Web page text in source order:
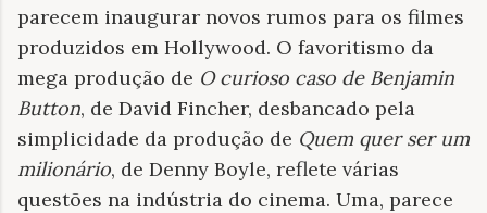
parecem inaugurar novos rumos para os filmes
produzidos em Hollywood. O favoritismo da
mega produção de O curioso caso de Benjamin
Button, de David Fincher, desbancado pela
simplicidade da produção de Quem quer ser um
milionário, de Denny Boyle, reflete várias
questões na indústria do cinema. Uma, parece